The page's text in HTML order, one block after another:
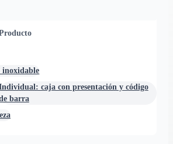
inoxidable
caja con presentación y código
barra